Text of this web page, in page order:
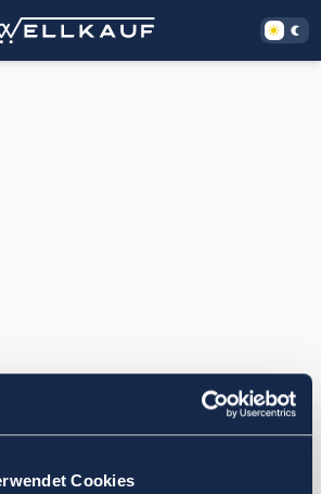
Cookies